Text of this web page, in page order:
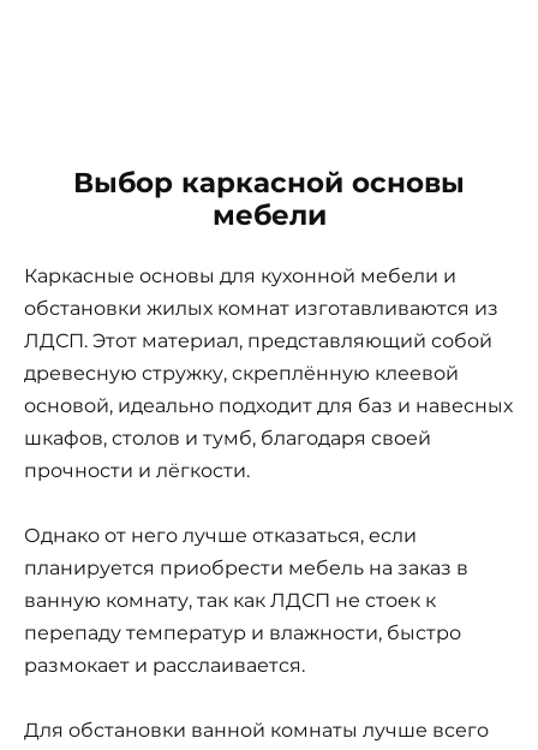
Выбор каркасной основы
мебели
Каркасные основы для кухонной мебели и
обстановки жилых комнат изготавливаются из
ЛДСП. Этот материал, представляющий собой
древесную стружку, скреплённую клеевой
основой, идеально подходит для баз и навесных
шкафов, столов и тумб, благодаря своей
прочности и лёгкости.
Однако от него лучше отказаться, если
планируется приобрести мебель на заказ в
ванную комнату, так как ЛДСП не стоек к
перепаду температур и влажности, быстро
размокает и расслаивается.
Для обстановки ванной комнаты лучше всего